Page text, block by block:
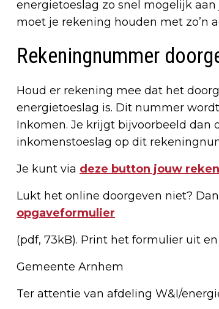
energietoeslag zo snel mogelijk
moet je rekening houden met zo’n
Rekeningnummer
Houd er rekening mee dat het
energietoeslag is. Dit nummer
Inkomen. Je krijgt bijvoorbeeld dan
inkomenstoeslag op dit
Je kunt via deze button jouw
Lukt het online doorgeven niet?
opgaveformulier
(pdf, 73kB). Print het formulier uit
Gemeente Arnhem
Ter attentie van afdeling W&I/